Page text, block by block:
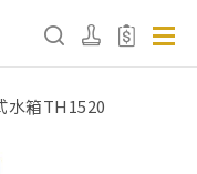
水箱TH1520